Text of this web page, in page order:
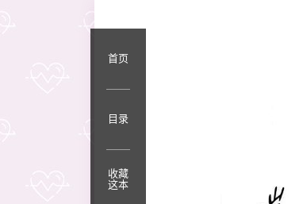
首页
目录
收藏
这本